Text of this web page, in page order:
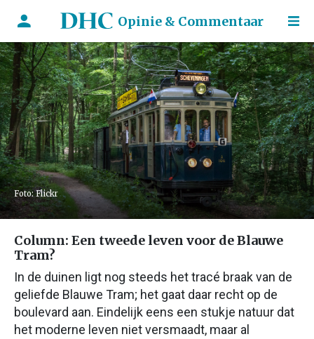
Opinie & Commentaar
Foto: Flickr
Column: Een tweede leven voor de Blauwe
Tram?
In de duinen ligt nog steeds het tracé braak van de
geliefde Blauwe Tram; het gaat daar recht op de
boulevard aan. Eindelijk eens een stukje natuur dat
het moderne leven niet versmaadt, maar al